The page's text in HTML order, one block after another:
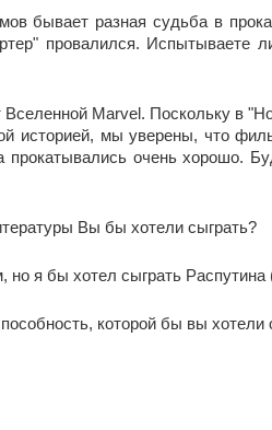
бывает разная судьба в
провалился. Испытываете
Вселенной Marvel. Поскольку в
историей, мы уверены, что
очень хорошо.
Вы бы хотели сыграть?
я бы хотел сыграть Распутина
которой бы вы хотели